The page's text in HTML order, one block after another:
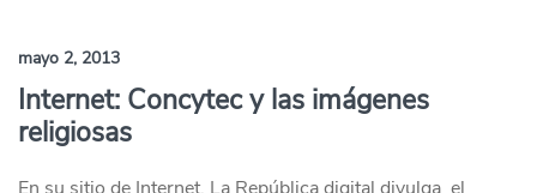
mayo 2, 2013
Internet: Concytec y las imágenes
religiosas